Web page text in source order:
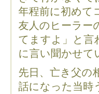
年程前に初めて
友人のヒーラー
てますよ」と言
に言い聞かせて
先日、亡き父の
話になった当時